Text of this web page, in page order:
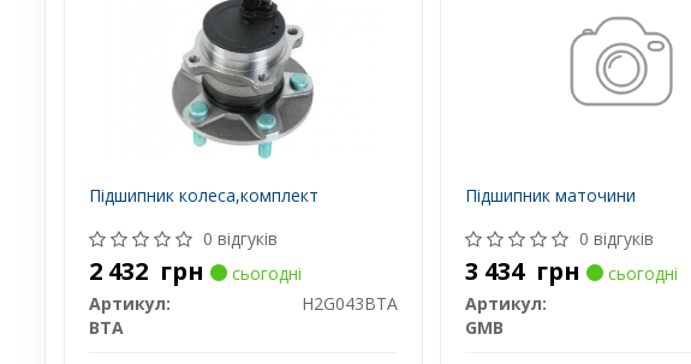
Підшипник колеса,комплект
0 відгуків
2 432 грн
сьогодні
Артикул:
H2G043BTA
BTA
Підшипник маточини
0 відгуків
3 434 грн
сьогодні
Артикул:
GMB